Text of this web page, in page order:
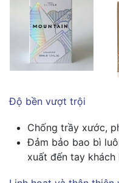
Độ bền vượt trội
Chống trầy xước,
Đảm bảo bao bì
xuất đến tay khách